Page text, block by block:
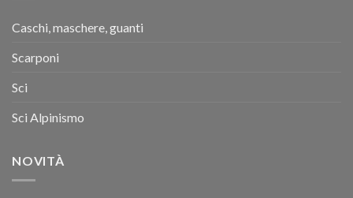
Caschi, maschere, guanti
Scarponi
Sci
Sci Alpinismo
NOVITÀ